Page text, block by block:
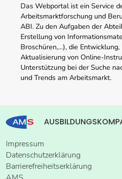
Das Webportal ist ein Service
Arbeitsmarktforschung und
ABI. Zu den Aufgaben der
Erstellung von
Broschüren,…), die
Aktualisierung von Online-
Unterstützung bei der Suche
und Trends am Arbeitsmarkt.
Impressum
Datenschutzerklärung
Barrierefreiheitserklärung